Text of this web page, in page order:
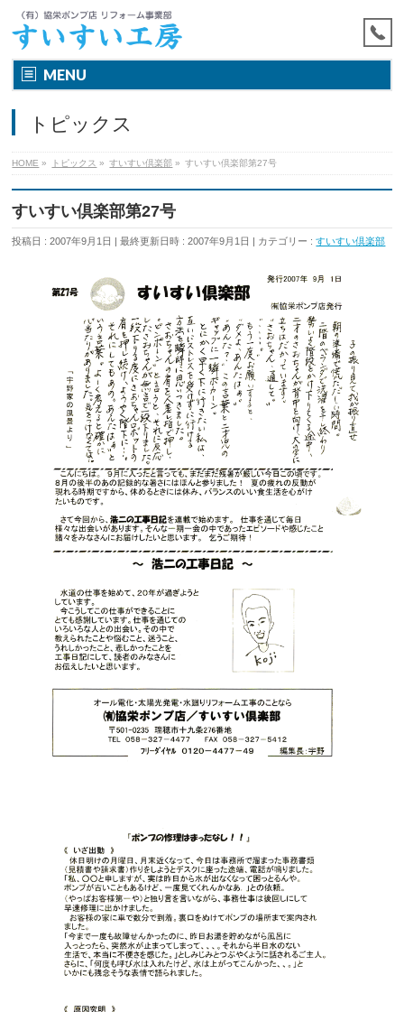
MENU
トピックス
HOME » トピックス » すいすい倶楽部 » すいすい倶楽部第27号
すいすい倶楽部第27号
投稿日 : 2007年9月1日 最終更新日時 : 2007年9月1日 カテゴリー :すいすい倶楽部